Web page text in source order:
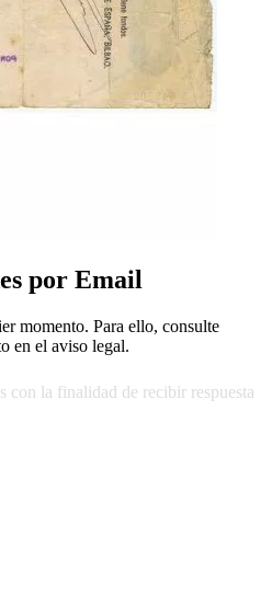
por Email
momento. Para ello, consulte
en el aviso legal.
con la finalidad de recibir respuesta